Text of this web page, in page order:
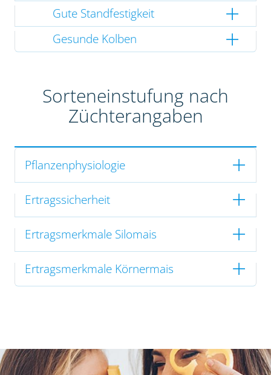
Gute Standfestigkeit
Gesunde Kolben
Sorteneinstufung nach
Züchterangaben
Pflanzenphysiologie
Ertragssicherheit
Ertragsmerkmale Silomais
Ertragsmerkmale Körnermais